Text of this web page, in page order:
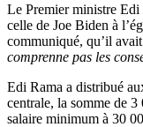
Le Premier ministre Edi
celle de Joe Biden à
communiqué, qu’il avait
comprenne pas les
Edi Rama a distribué
centrale, la somme de
salaire minimum à 30